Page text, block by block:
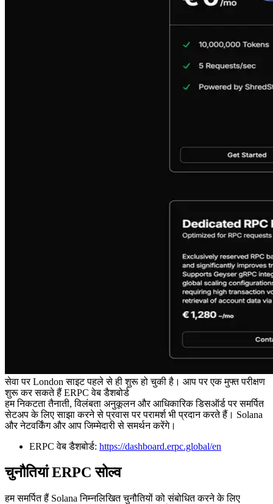
सेवा पर London साइट पहले से ही शुरू हो चुकी है। आप पर एक मुफ्त परीक्षण
शुरू कर सकते हैं ERPC वेब डैशबोर्ड
हम निकटता तैनाती, विलंबता अनुकूलन और आधिकारिक डिसऑर्ड पर समर्पित
सेटअप के लिए साझा करने से प्रवास पर परामर्श भी प्रदान करते हैं। Solana
और नेटवर्किंग और आप जिम्मेदारी से समर्थन करेंगे।
ERPC वेब डैशबोर्ड: https://dashboard.erpc.global/en
चुनौतियां ERPC सोल्व
हम समर्पित हैं Solana निम्नलिखित चुनौतियों को संबोधित करने के लिए